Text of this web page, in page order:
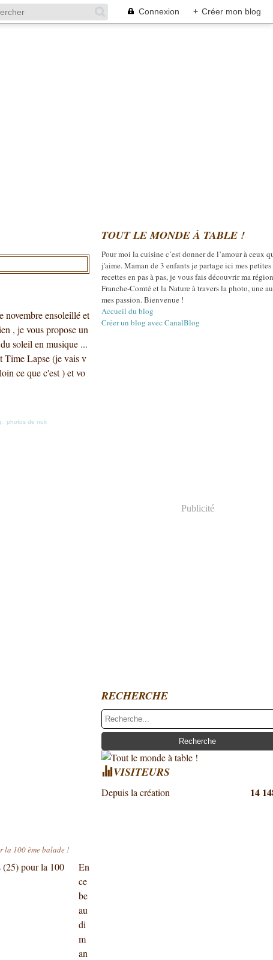
Connexion + Créer mon blog
novembre ensoleillé et
, je vous propose un
soleil en musique ...
Time Lapse (je vais v
ce que c'est ) et vo
photos de nuit
la 100 ème balade !
En
ce
be
au
di
m
an
TOUT LE MONDE À TABLE !
Pour moi la cuisine c’est donner de l’amour à ceux
j'aime. Maman de 3 enfants je partage ici mes petites
recettes en pas à pas, je vous fais découvrir ma
Franche-Comté et la Nature à travers la photo, une
mes passion. Bienvenue !
Accueil du blog
Créer un blog avec CanalBlog
Publicité
RECHERCHE
VISITEURS
Depuis la création 14